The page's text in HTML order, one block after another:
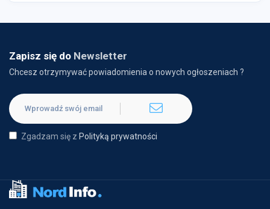
Zapisz się do Newsletter
Chcesz otrzymywać powiadomienia o nowych ogłoszeniach ?
Zgadzam się z Polityką prywatności